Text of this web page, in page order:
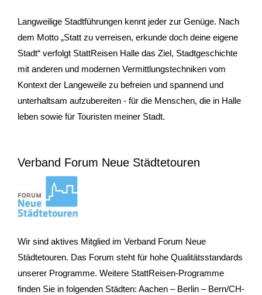
- Philosophie
- StattReisen Verband
Kontakt
Langweilige Stadtführungen kennt jeder zur Genüge. Nach
dem Motto „Statt zu verreisen, erkunde doch deine eigene
Stadt“ verfolgt StattReisen Halle das Ziel, Stadtgeschichte
mit anderen und modernen Vermittlungstechniken vom
Kontext der Langeweile zu befreien und spannend und
unterhaltsam aufzubereiten - für die Menschen, die in Halle
leben sowie für Touristen meiner Stadt.
Verband Forum Neue Städtetouren
Wir sind aktives Mitglied im Verband Forum Neue
Städtetouren. Das Forum steht für hohe Qualitätsstandards
unserer Programme. Weitere StattReisen-Programme
finden Sie in folgenden Städten: Aachen – Berlin – Bern/CH-